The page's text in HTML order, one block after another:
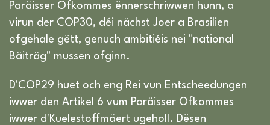
Paräisser Ofkommes ënnerschriwwen hunn, a
virun der COP30, déi nächst Joer a Brasilien
ofgehale gëtt, genuch ambitiéis nei "national
Bäiträg" mussen ofginn.
D'COP29 huet och eng Rei vun Entscheedungen
iwwer den Artikel 6 vum Paräisser Ofkommes
iwwer d'Kuelestoffmäert ugeholl. Dësen